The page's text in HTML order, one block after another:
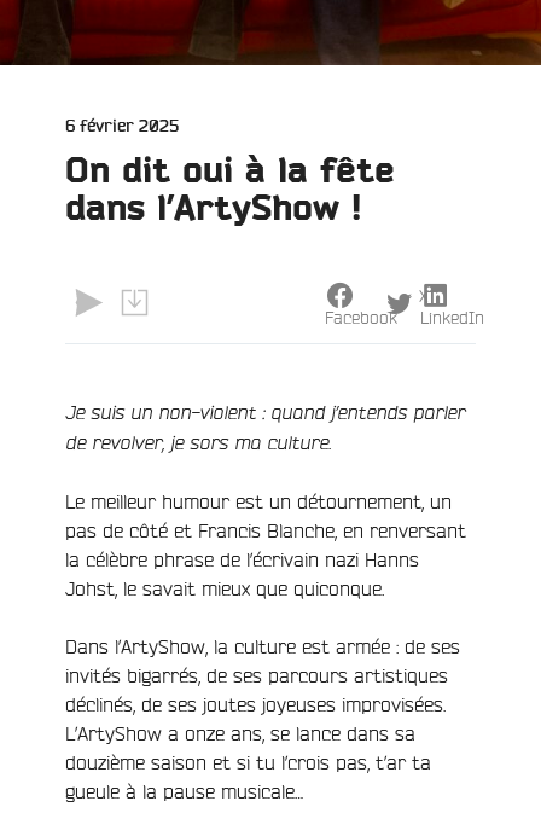
Publié
6 février 2025
On dit oui à la fête
dans l’ArtyShow !
Je suis un non-violent : quand j’entends parler
de revolver, je sors ma culture.
Le meilleur humour est un détournement, un
pas de côté et Francis Blanche, en renversant
la célèbre phrase de l’écrivain nazi Hanns
Johst, le savait mieux que quiconque.
Dans l’ArtyShow, la culture est armée : de ses
invités bigarrés, de ses parcours artistiques
déclinés, de ses joutes joyeuses improvisées.
L’ArtyShow a onze ans, se lance dans sa
douzième saison et si tu l’crois pas, t’ar ta
gueule à la pause musicale…
Facebook
X
LinkedIn